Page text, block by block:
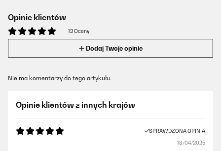
Opinie klientów
12 Oceny
Dodaj Twoje opinie
Nie ma komentarzy do tego artykułu.
Opinie klientów z innych krajów
SPRAWDZONA OPINIA
18/04/2025